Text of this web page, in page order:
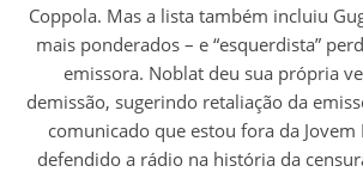
Coppola. Mas a lista também incluiu
mais ponderados – e “esquerdista”
emissora. Noblat deu sua própria
demissão, sugerindo retaliação da
comunicado que estou fora da
defendido a rádio na história da